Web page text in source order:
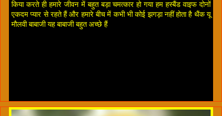
किया करते ही हमारे जीवन में बहुत बड़ा चमत्कार हो गया हम हस्बैंड वाइफ दोनों
एकदम प्यार से रहते हैं और हमारे बीच में कभी भी कोई झगड़ा नहीं होता है थैंक यू
मौलवी बाबाजी यह बाबाजी बहुत अच्छे हैं